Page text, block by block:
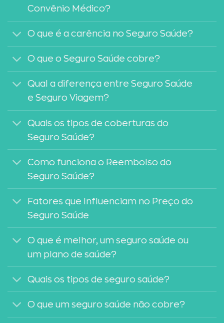
Convênio Médico?
O que é a carência no Seguro Saúde?
O que o Seguro Saúde cobre?
Qual a diferença entre Seguro Saúde
e Seguro Viagem?
Quais os tipos de coberturas do
Seguro Saúde?
Como funciona o Reembolso do
Seguro Saúde?
Fatores que Influenciam no Preço do
Seguro Saúde
O que é melhor, um seguro saúde ou
um plano de saúde?
Quais os tipos de seguro saúde?
O que um seguro saúde não cobre?